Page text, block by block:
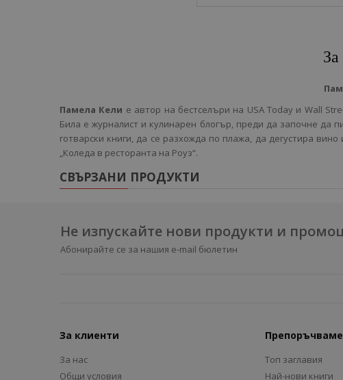
Памела Кели е автор на бестселъри на USA Today и Wall
Била е журналист и кулинарен блогър, преди да започне
готварски книги, да се разхожда по плажа, да дегустира
„Коледа в ресторанта на Роуз“.
СВЪРЗАНИ ПРОДУКТИ
Не изпускайте нови продукти и
Абонирайте се за нашия e-mail бюлетин
За клиенти
За нас
Общи условия
Топ заглавия
Най-нови книги